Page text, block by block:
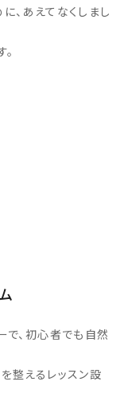
、あえてなくしまし
で、初心者でも自然
整えるレッスン設